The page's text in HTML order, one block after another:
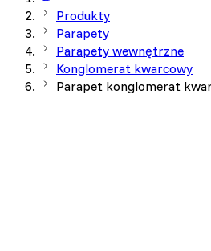
Produkty
Parapety
Parapety wewnętrzne
Konglomerat kwarcowy
Parapet konglomerat